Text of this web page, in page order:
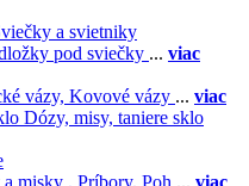
a svietniky
pod sviečky ... viac
vázy, Kovové vázy ... viac
Dózy, misy, taniere sklo
misky , Príbory, Poh ... viac